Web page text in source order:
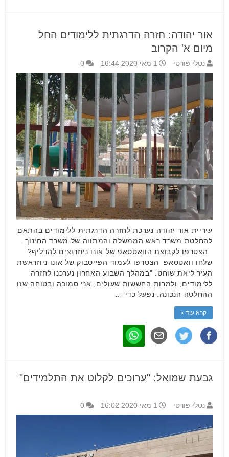
אור יהודה: חזרה הדרגתית ללימודים החל
מיום א' הקרוב
נטלי פורטי 1 מאי 2020 16:44 0
עיריית אור יהודה נערכת לחזרה הדרגתית ללימודים בהתאם
להחלטת משרד ראש הממשלה והמתווה של משרד החינוך.
הצטרפו לקבוצת הוואטסאפ של אונו ניוזרוצים להדליף?
שלחו וואטסאפ הצטרפו לעמוד הפייסבוק של אונו ניוזראשת
העיר ליאת שוחט: "במהלך השבוע האחרון נערכנו לחזרה
ללימודים, ולמרות החששות שעולים, אני סמוכה ובטוחה שזו
ההחלטה הנכונה. נפעל כדי …
קרא עוד »
גבעת שמואל: "ערוכים לקלוט את התלמידים"
נטלי פורטי 1 מאי 2020 16:02 0